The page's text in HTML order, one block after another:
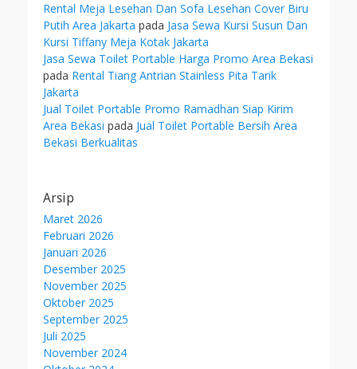
Rental Meja Lesehan Dan Sofa Lesehan Cover Biru
Putih Area Jakarta pada Jasa Sewa Kursi Susun Dan
Kursi Tiffany Meja Kotak Jakarta
Jasa Sewa Toilet Portable Harga Promo Area Bekasi
pada Rental Tiang Antrian Stainless Pita Tarik
Jakarta
Jual Toilet Portable Promo Ramadhan Siap Kirim
Area Bekasi pada Jual Toilet Portable Bersih Area
Bekasi Berkualitas
Arsip
Maret 2026
Februari 2026
Januari 2026
Desember 2025
November 2025
Oktober 2025
September 2025
Juli 2025
November 2024